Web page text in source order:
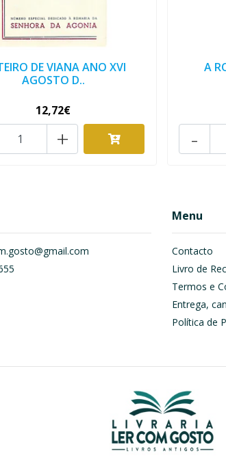
DE VIANA ANO XVI
AGOSTO D..
12,72€
+
A
-
Menu
Contacto
Livro de
Termos e
Entrega,
Política de